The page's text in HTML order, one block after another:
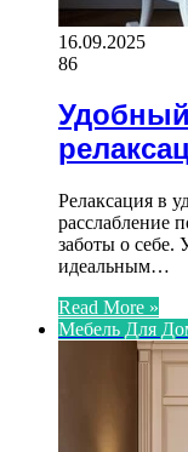
16.09.2025
86
Удобный
Релаксация в
расслабление
заботы о себе.
идеальным…
Read More »
Мебель Для